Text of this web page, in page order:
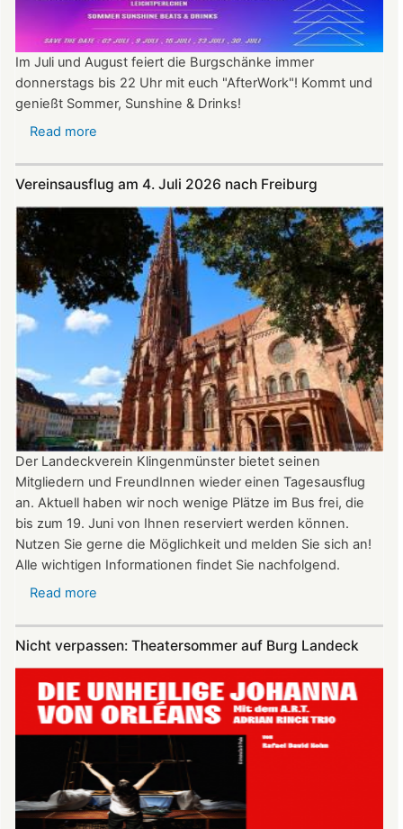
Im Juli und August feiert die Burgschänke immer
donnerstags bis 22 Uhr mit euch "AfterWork"! Kommt und
genießt Sommer, Sunshine & Drinks!
Read more
und
August
der
Burg:
After
Work
donnerstags
22:00
Uhr
Vereinsausflug am 4. Juli 2026 nach Freiburg
Der Landeckverein Klingenmünster bietet seinen
Mitgliedern und FreundInnen wieder einen Tagesausflug
an. Aktuell haben wir noch wenige Plätze im Bus frei, die
bis zum 19. Juni von Ihnen reserviert werden können.
Nutzen Sie gerne die Möglichkeit und melden Sie sich an!
Alle wichtigen Informationen findet Sie nachfolgend.
Read more
4.
2026
nach
Freiburg
Nicht verpassen: Theatersommer auf Burg Landeck